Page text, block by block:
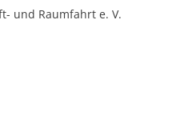
und Raumfahrt e. V.